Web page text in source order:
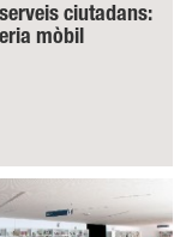
ciutadans:
mòbil